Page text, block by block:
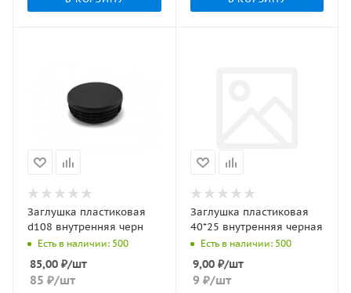
Заглушка пластиковая
d108 внутренняя черн
Есть в наличии: 500
85,00 ₽/шт
85 ₽/шт
Заглушка пластиковая
40*25 внутренняя черная
Есть в наличии: 500
9,00₽/шт
9 ₽/шт